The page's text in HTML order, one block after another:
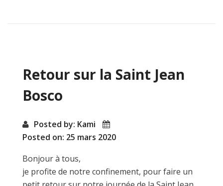
Retour sur la Saint Jean
Bosco
Posted by: Kami
Posted on: 25 mars 2020
Bonjour à tous,
je profite de notre confinement, pour faire un